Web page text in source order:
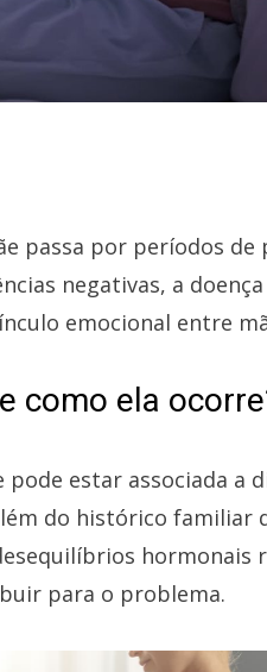
passa por períodos de
negativas, a
emocional entre
como ela
estar associada a
do histórico familiar
hormonais
para o problema.